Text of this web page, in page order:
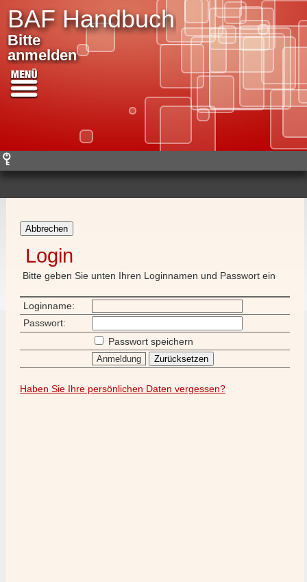
BAF Handbuch
Bitte
anmelden
Abbrechen
Login
Bitte geben Sie unten Ihren Loginnamen und Passwort ein
Loginname:
Passwort:
Passwort speichern
Haben Sie Ihre persönlichen Daten vergessen?